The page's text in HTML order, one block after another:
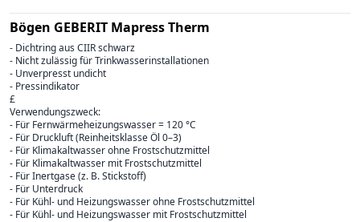
Bögen GEBERIT Mapress Therm
- Dichtring aus CIIR schwarz
- Nicht zulässig für Trinkwasserinstallationen
- Unverpresst undicht
- Pressindikator
£
Verwendungszweck:
- Für Fernwärmeheizungswasser = 120 °C
- Für Druckluft (Reinheitsklasse Öl 0–3)
- Für Klimakaltwasser ohne Frostschutzmittel
- Für Klimakaltwasser mit Frostschutzmittel
- Für Inertgase (z. B. Stickstoff)
- Für Unterdruck
- Für Kühl- und Heizungswasser ohne Frostschutzmittel
- Für Kühl- und Heizungswasser mit Frostschutzmittel